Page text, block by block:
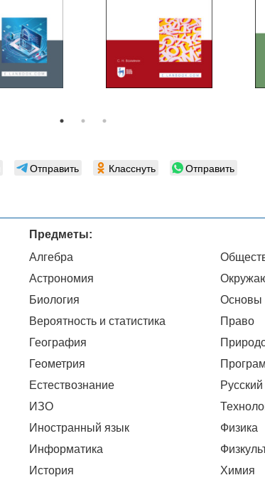
Отправить Класснуть Отправить
Предметы:
Алгебра
Астрономия
Биология
Вероятность и статистика
География
Геометрия
Естествознание
ИЗО
Иностранный язык
Информатика
История
Основы
Право
Физика
Химия